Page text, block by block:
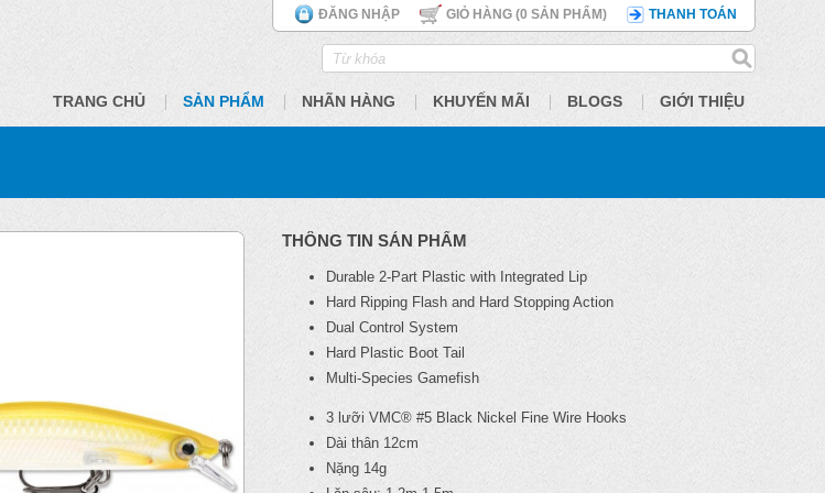
ĐĂNG NHẬP GIỎ HÀNG (0 SẢN PHẨM) THANH TOÁN
TRANG CHỦ SẢN PHẨM NHÃN HÀNG KHUYẾN MÃI BLOGS GIỚI THIỆU
THÔNG TIN SẢN PHẨM
Durable 2-Part Plastic with Integrated Lip
Hard Ripping Flash and Hard Stopping Action
Dual Control System
Hard Plastic Boot Tail
Multi-Species Gamefish
3 lưỡi VMC® #5 Black Nickel Fine Wire Hooks
Dài thân 12cm
Nặng 14g